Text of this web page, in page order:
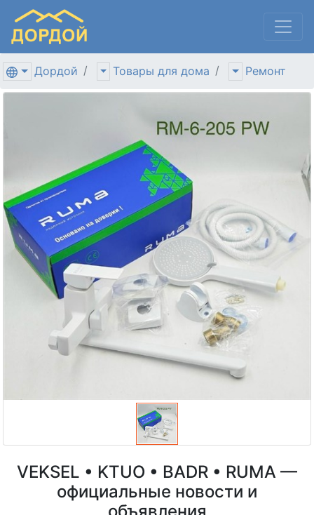
Дордой Товары для дома Ремонт
VEKSEL • KTUO • BADR • RUMA —
официальные новости и
объявления